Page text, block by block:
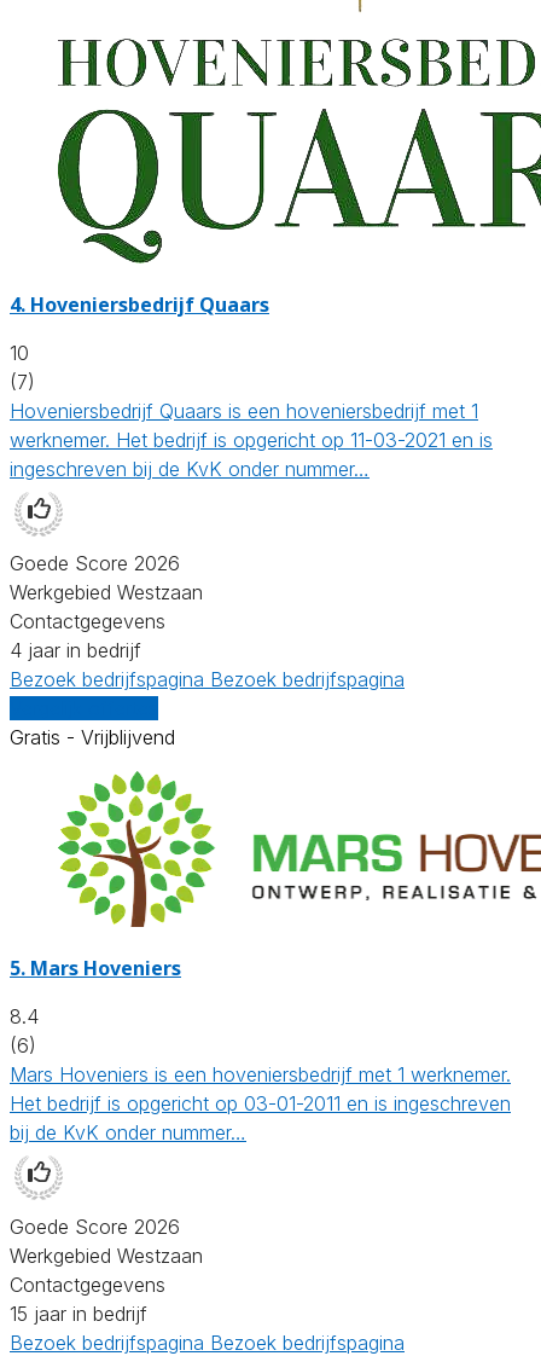
4. Hoveniersbedrijf Quaars
10
(7)
Hoveniersbedrijf Quaars is een hoveniersbedrijf met 1
werknemer. Het bedrijf is opgericht op 11-03-2021 en is
ingeschreven bij de KvK onder nummer…
Goede Score 2026
Werkgebied Westzaan
Contactgegevens
4 jaar in bedrijf
Bezoek bedrijfspagina Bezoek bedrijfspagina
Gratis - Vrijblijvend
5. Mars Hoveniers
8.4
(6)
Mars Hoveniers is een hoveniersbedrijf met 1 werknemer.
Het bedrijf is opgericht op 03-01-2011 en is ingeschreven
bij de KvK onder nummer…
Goede Score 2026
Werkgebied Westzaan
Contactgegevens
15 jaar in bedrijf
Bezoek bedrijfspagina Bezoek bedrijfspagina